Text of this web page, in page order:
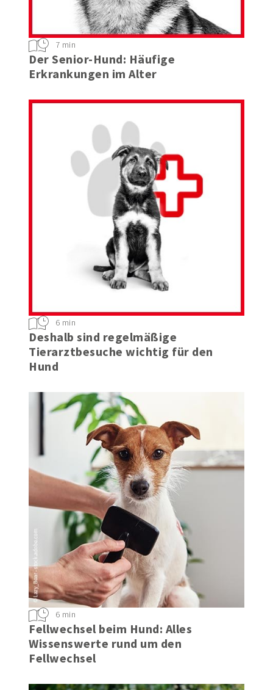
Der Senior-Hund: Häufige
Erkrankungen im Alter
7 min
Deshalb sind regelmäßige
Tierarztbesuche wichtig für den
Hund
6 min
Fellwechsel beim Hund: Alles
Wissenswerte rund um den
Fellwechsel
6 min